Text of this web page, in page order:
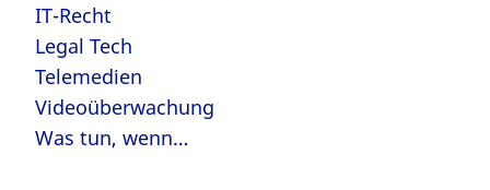
IT-Recht
Legal Tech
Telemedien
Videoüberwachung
Was tun, wenn…